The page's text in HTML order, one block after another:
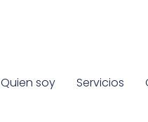
Quien soy Servicios